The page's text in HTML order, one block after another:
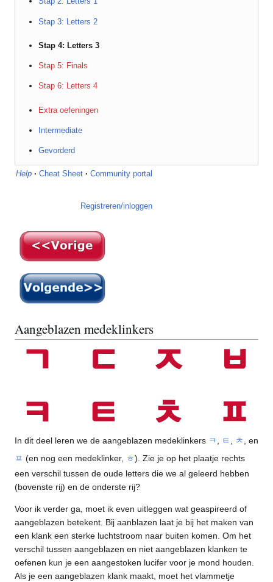
Stap 3: Letters 2
Stap 4: Letters 3
Stap 5: Finals
Stap 6: Letters 4
Extra oefeningen
Intermediate
Gevorderd
Help · Cheat Sheet · Community portal
Registreren/inloggen
Aangeblazen medeklinkers
In dit deel leren we de aangeblazen medeklinkers ㅋ ㅌ ㅊ
, en
ㅍ (en nog een medeklinker, ㅎ). Zie je op het plaatje rechts
een verschil tussen de oude letters die we al geleerd hebben
(bovenste rij) en de onderste rij?
Voor ik verder ga, moet ik even uitleggen wat geaspireerd of
aangeblazen betekent. Bij aanblazen laat je bij het maken van
een klank een sterke luchtstroom naar buiten komen. Om het
verschil tussen aangeblazen en niet aangeblazen klanken te
oefenen kun je een aangestoken lucifer voor je mond houden.
Als je een aangeblazen klank maakt, moet het vlammetje